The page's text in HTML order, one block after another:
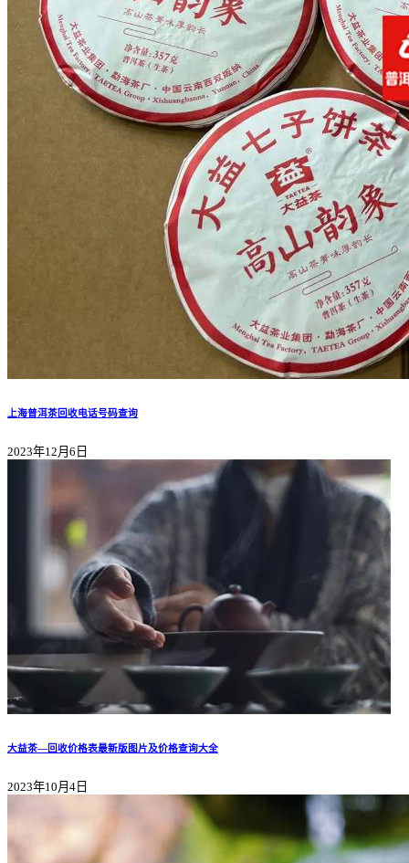
上海普洱茶回收电话号码查询
2023年12月6日
大益茶—回收价格表最新版图片及价格查询大全
2023年10月4日